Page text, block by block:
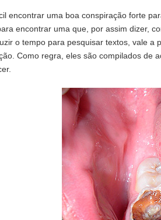
encontrar uma boa conspiração forte
encontrar uma que, por assim dizer,
o tempo para pesquisar textos, vale a
Como regra, eles são compilados de